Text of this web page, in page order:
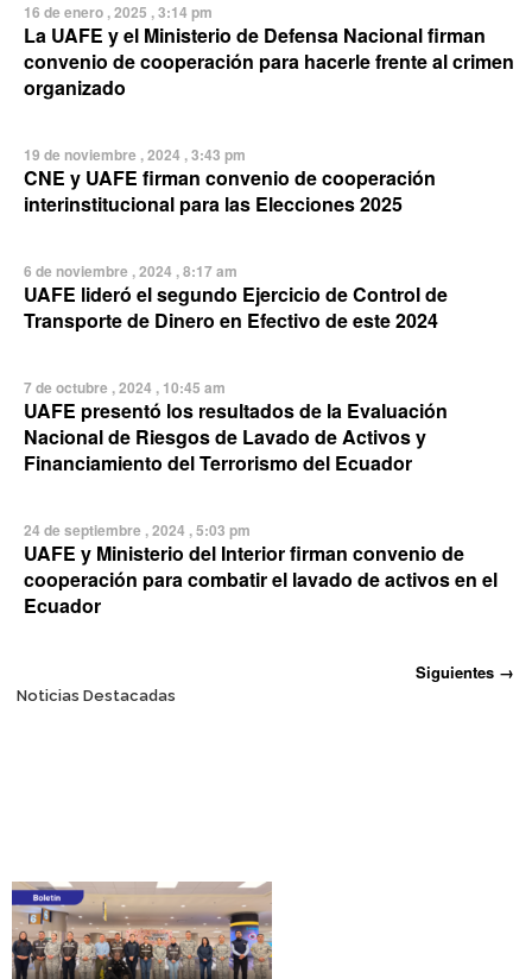
16 de enero , 2025 , 3:14 pm
La UAFE y el Ministerio de Defensa Nacional firman
convenio de cooperación para hacerle frente al crimen
organizado
19 de noviembre , 2024 , 3:43 pm
CNE y UAFE firman convenio de cooperación
interinstitucional para las Elecciones 2025
6 de noviembre , 2024 , 8:17 am
UAFE lideró el segundo Ejercicio de Control de
Transporte de Dinero en Efectivo de este 2024
7 de octubre , 2024 , 10:45 am
UAFE presentó los resultados de la Evaluación
Nacional de Riesgos de Lavado de Activos y
Financiamiento del Terrorismo del Ecuador
24 de septiembre , 2024 , 5:03 pm
UAFE y Ministerio del Interior firman convenio de
cooperación para combatir el lavado de activos en el
Ecuador
Posts navigation Siguientes →
Noticias Destacadas